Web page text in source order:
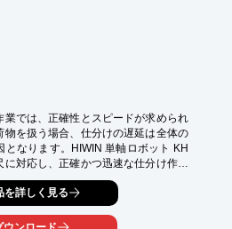
業では、正確性とスピードが求められ
物を扱う場合、仕分けの遅延は全体の
となります。HIWIN 単軸ロボット KH
対応し、正確かつ迅速な仕分け作業
、物流プロセスの効率化とコスト削減
を詳しく見る